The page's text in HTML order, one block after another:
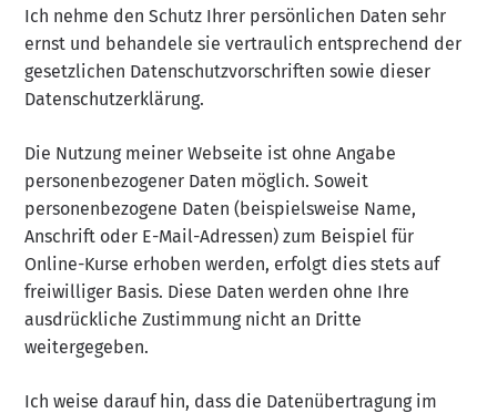
Ich nehme den Schutz Ihrer persönlichen Daten sehr
ernst und behandele sie vertraulich entsprechend der
gesetzlichen Datenschutzvorschriften sowie dieser
Datenschutzerklärung.
Die Nutzung meiner Webseite ist ohne Angabe
personenbezogener Daten möglich. Soweit
personenbezogene Daten (beispielsweise Name,
Anschrift oder E-Mail-Adressen) zum Beispiel für
Online-Kurse erhoben werden, erfolgt dies stets auf
freiwilliger Basis. Diese Daten werden ohne Ihre
ausdrückliche Zustimmung nicht an Dritte
weitergegeben.
Ich weise darauf hin, dass die Datenübertragung im